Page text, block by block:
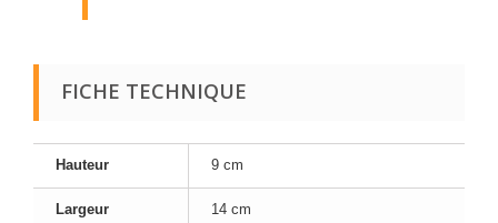
FICHE TECHNIQUE
Hauteur 9 cm
Largeur 14 cm